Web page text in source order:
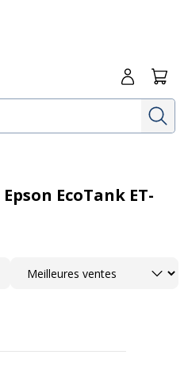
Me
EcoTank ET-
Trier